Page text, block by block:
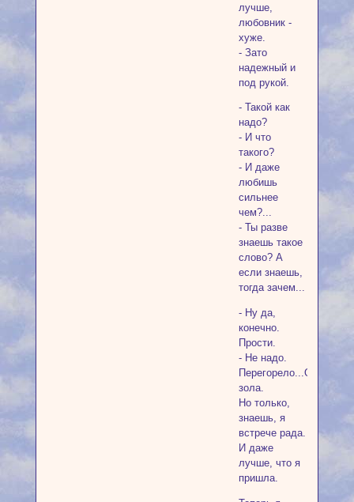
лучше,
любовник -
хуже.
- Зато
надежный и
под рукой.
- Такой как
надо?
- И что
такого?
- И даже
любишь
сильнее
чем?...
- Ты разве
знаешь такое
слово? А
если знаешь,
тогда зачем...
- Ну да,
конечно.
Прости.
- Не надо.
Перегорело...Одна
зола.
Но только,
знаешь, я
встрече рада.
И даже
лучше, что я
пришла.